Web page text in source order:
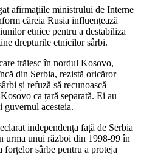
afirmațiile ministrului de Interne
căreia Rusia influențează
etnice pentru a destabiliza
drepturile etnicilor sârbi.
trăiesc în nordul Kosovo,
din Serbia, rezistă oricăror
și refuză să recunoască
ca țară separată. Ei au
acesteia.
independența față de Serbia
urma unui război din 1998-99 în
sârbe pentru a proteja